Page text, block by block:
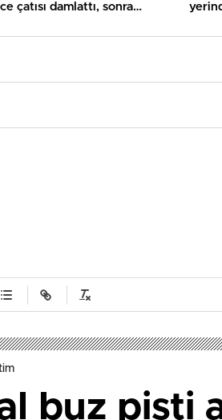
çatısı damlattı, sonra
buz pisti